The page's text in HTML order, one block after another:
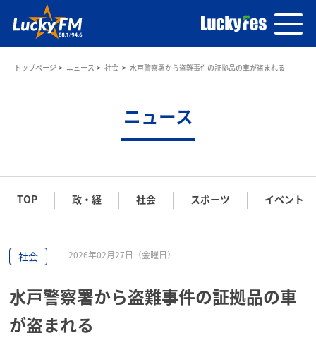
トップページ ニュース 社会 水戸警察署から盗難事件の証拠品の車が盗まれる
ニュース
TOP 政・経 社会 スポーツ イベント
社会 2026年02月27日（金曜日）
水戸警察署から盗難事件の証拠品の車
が盗まれる